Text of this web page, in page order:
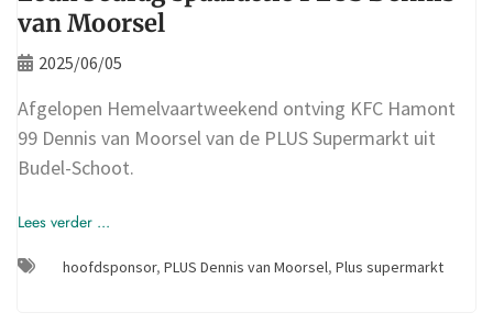
van Moorsel
2025/06/05
Afgelopen Hemelvaartweekend ontving KFC Hamont
99 Dennis van Moorsel van de PLUS Supermarkt uit
Budel-Schoot.
Lees verder ...
hoofdsponsor, PLUS Dennis van Moorsel, Plus supermarkt